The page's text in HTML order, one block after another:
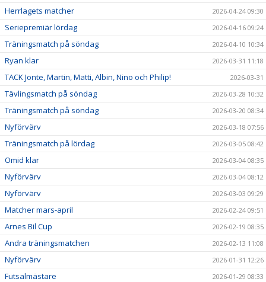
Herrlagets matcher 2026-04-24 09:30
Seriepremiär lördag 2026-04-16 09:24
Träningsmatch på söndag 2026-04-10 10:34
Ryan klar 2026-03-31 11:18
TACK Jonte, Martin, Matti, Albin, Nino och Philip! 2026-03-31
Tävlingsmatch på söndag 2026-03-28 10:32
Träningsmatch på söndag 2026-03-20 08:34
Nyförvärv 2026-03-18 07:56
Träningsmatch på lördag 2026-03-05 08:42
Omid klar 2026-03-04 08:35
Nyförvärv 2026-03-04 08:12
Nyförvärv 2026-03-03 09:29
Matcher mars-april 2026-02-24 09:51
Arnes Bil Cup 2026-02-19 08:35
Andra träningsmatchen 2026-02-13 11:08
Nyförvärv 2026-01-31 12:26
Futsalmästare 2026-01-29 08:33